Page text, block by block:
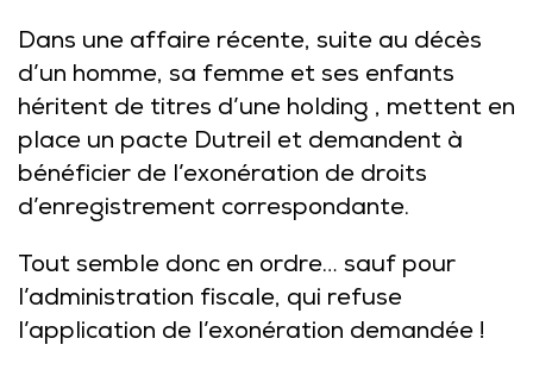
Dans une affaire récente, suite au décès
d’un homme, sa femme et ses enfants
héritent de titres d’une holding , mettent en
place un pacte Dutreil et demandent à
bénéficier de l’exonération de droits
d’enregistrement correspondante.
Tout semble donc en ordre… sauf pour
l’administration fiscale, qui refuse
l’application de l’exonération demandée !